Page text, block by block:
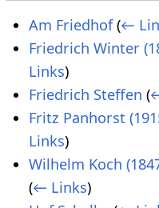
Am Friedhof (←
Friedrich Winter
Links)
Friedrich Steffen (
Fritz Panhorst
Links)
Wilhelm Koch
(← Links)